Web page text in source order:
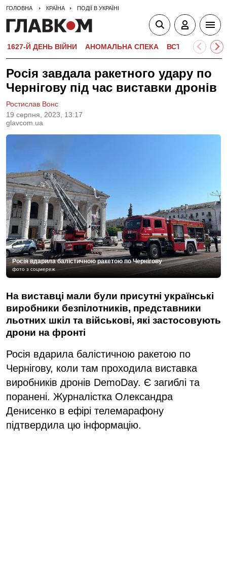
ГОЛОВНА КРАЇНА ПОДІЇ В УКРАЇНІ
1627-Й ДЕНЬ ВІЙНИ АНОМАЛЬНА СПЕКА ВСТУПНА
Росія завдала ракетного удару по
Чернігову під час виставки дронів
19 серпня, 2023, 13:17
glavcom.ua
Ростислав Вонс
Росія вдарила балістичною ракетою по Чернігову
фото з соцмереж
На виставці мали були присутні українські
виробники безпілотників, представники
льотних шкіл та військові, які застосовують
дрони на фронті
Росія вдарила балістичною ракетою по
Чернігову, коли там проходила виставка
виробників дронів DemoDay. Є загиблі та
поранені. Журналістка Олександра
Денисенко в ефірі телемарафону
підтвердила цю інформацію.